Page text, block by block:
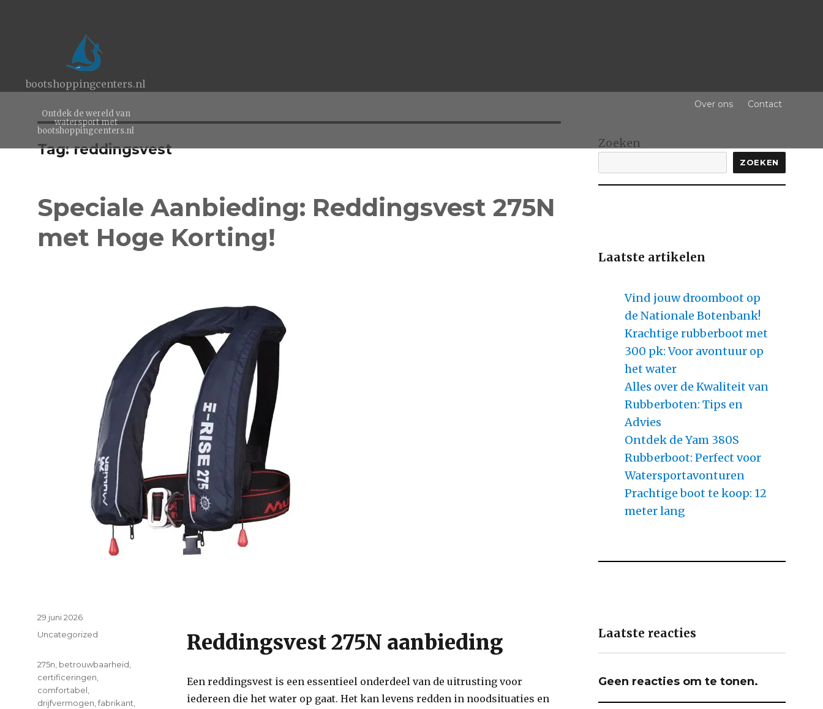
bootshoppingcenters.nl
Ontdek de wereld van
watersport met
bootshoppingcenters.nl
Over ons Contact
Tag:reddingsvest
Speciale Aanbieding: Reddingsvest 275N
met Hoge Korting!
Reddingsvest 275N aanbieding
Een reddingsvest is een essentieel onderdeel van de uitrusting voor
iedereen die het water op gaat. Het kan levens redden in noodsituaties en
Posted
29 juni 2026
Categories
Uncategorized
Tags
275n betrouwbaarheid
certificeringen
comfortabel
drijfvermogen ,fabrikant
Zoeken
ZOEKEN
Laatste artikelen
Vind jouw droomboot op
de Nationale Botenbank!
Krachtige rubberboot met
300 pk: Voor avontuur op
het water
Alles over de Kwaliteit van
Rubberboten: Tips en
Advies
Ontdek de Yam 380S
Rubberboot: Perfect voor
Watersportavonturen
Prachtige boot te koop: 12
meter lang
Laatste reacties
Geen reacties om te tonen.